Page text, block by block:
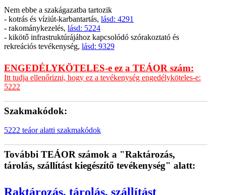
Nem ebbe a szakágazatba tartozik
- kotrás és víziút-karbantartás, lásd: 4291
- rakománykezelés, lásd: 5224
- kikötő infrastruktúrájához kapcsolódó szórakoztató és
rekreációs tevékenység, lásd: 9329
ENGEDÉLYKÖTELES-e ez a TEÁOR szám:
Itt tudja ellenőrizni, hogy ez a tevékenység engedélyköteles-e:
5222
Szakmakódok:
5222 teáor alatti szakmakódok
További TEÁOR számok a "Raktározás,
tárolás, szállítást kiegészítő tevékenység" alatt:
Raktározás, tárolás, szállítást